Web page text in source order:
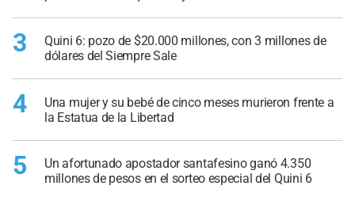
3
Quini 6: pozo de $20.000 millones, con 3 millones de
dólares del Siempre Sale
4
Una mujer y su bebé de cinco meses murieron frente a
la Estatua de la Libertad
5
Un afortunado apostador santafesino ganó 4.350
millones de pesos en el sorteo especial del Quini 6